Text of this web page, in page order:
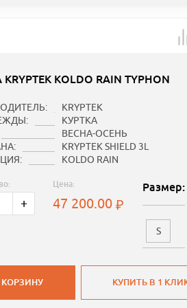
KOLDO RAIN TYPHON
KRYPTEK
КУРТКА
ВЕСНА-ОСЕНЬ
KRYPTEK SHIELD 3L
KOLDO RAIN
+
Цена:
47 200.00
Размер:
S
КУПИТЬ В 1